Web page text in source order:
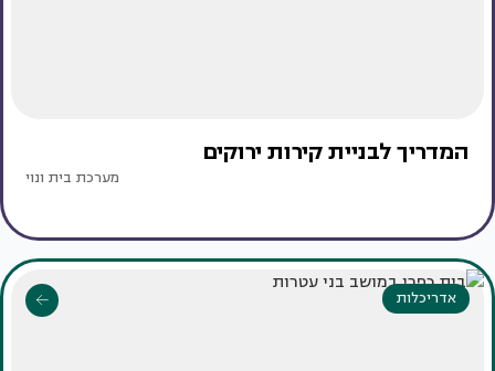
המדריך לבניית קירות ירוקים
מערכת בית ונוי
אדריכלות